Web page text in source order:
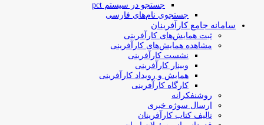
جستجو در سیستم pct
جستجوی نام‌های فارسی
سامانه جامع کارآفرینان
ثبت همایش‌های کارآفرینی
مشاهده همایش‌های کارآفرینی
نشست کارآفرینی
وبینار کارآفرینی
همایش و رویداد کارآفرینی
کارگاه کارآفرینی
روشنفکرانه
ارسال سوژه‌ خبری
تالیف کتاب کارآفرینان